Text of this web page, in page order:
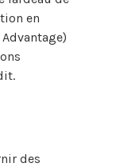
en
des